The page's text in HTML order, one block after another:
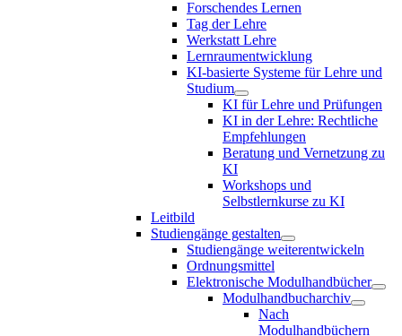
Forschendes Lernen
Tag der Lehre
Werkstatt Lehre
Lernraumentwicklung
KI-basierte Systeme für Lehre und
Studium
KI für Lehre und Prüfungen
KI in der Lehre: Rechtliche
Empfehlungen
Beratung und Vernetzung zu
KI
Workshops und
Selbstlernkurse zu KI
Leitbild
Studiengänge gestalten
Studiengänge weiterentwickeln
Ordnungsmittel
Elektronische Modulhandbücher
Modulhandbucharchiv
Nach
Modulhandbüchern